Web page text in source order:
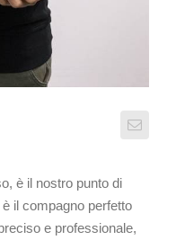
è il nostro punto di
il compagno perfetto
e professionale,